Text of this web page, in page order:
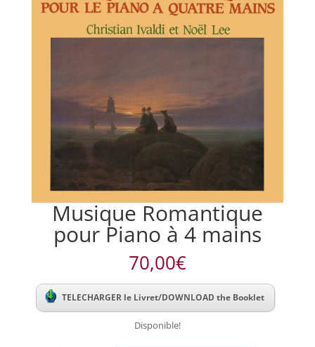
Musique Romantique
pour Piano à 4 mains
70,00€
TELECHARGER le Livret/DOWNLOAD the Booklet
Disponible!